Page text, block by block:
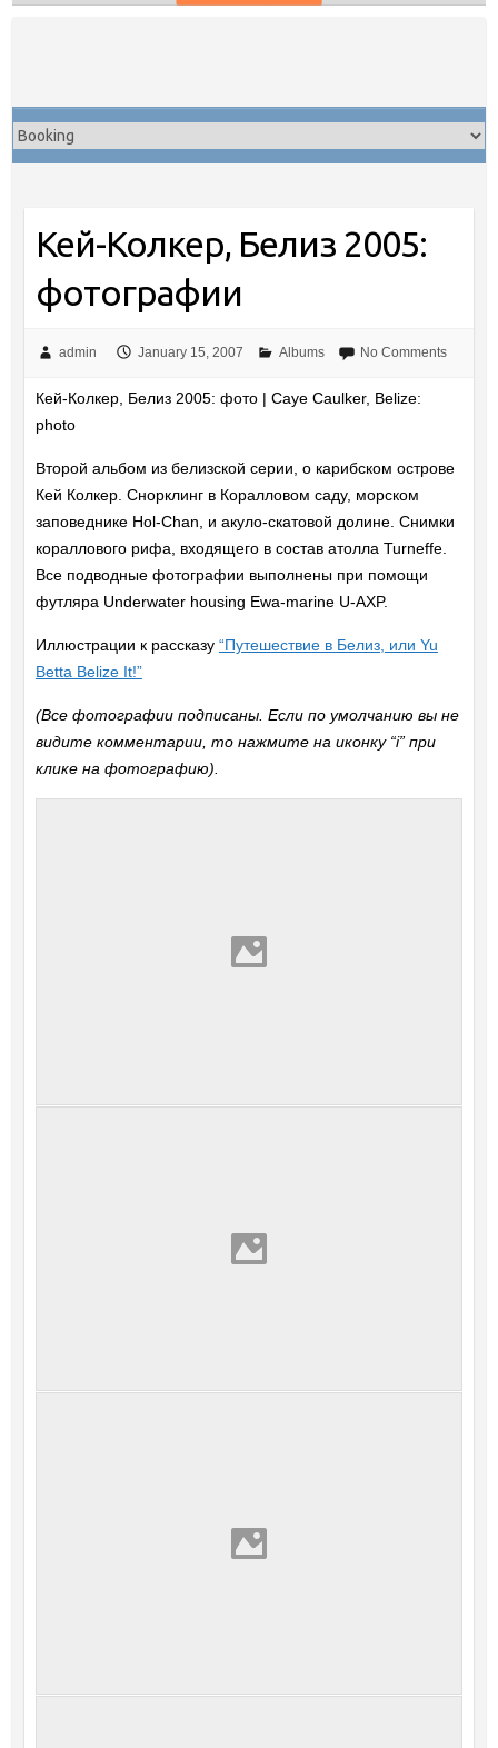
Кей-Колкер, Белиз 2005:
фотографии
admin January 15, 2007 Albums No Comments
Кей-Колкер, Белиз 2005: фото | Caye Caulker, Belize:
photo
Второй альбом из белизской серии, о карибском острове
Кей Колкер. Снорклинг в Коралловом саду, морском
заповеднике Hol-Chan, и акуло-скатовой долине. Снимки
кораллового рифа, входящего в состав атолла Turneffe.
Все подводные фотографии выполнены при помощи
футляра Underwater housing Ewa-marine U-AXP.
Иллюстрации к рассказу “Путешествие в Белиз, или Yu
Betta Belize It!”
(Все фотографии подписаны. Если по умолчанию вы не
видите комментарии, то нажмите на иконку “i” при
клике на фотографию).